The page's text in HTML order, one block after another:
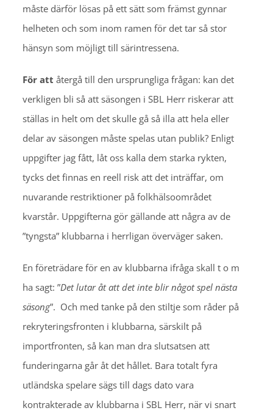
måste därför lösas på ett sätt som främst gynnar
helheten och som inom ramen för det tar så stor
hänsyn som möjligt till särintressena.
För att återgå till den ursprungliga frågan: kan det
verkligen bli så att säsongen i SBL Herr riskerar att
ställas in helt om det skulle gå så illa att hela eller
delar av säsongen måste spelas utan publik? Enligt
uppgifter jag fått, låt oss kalla dem starka rykten,
tycks det finnas en reell risk att det inträffar, om
nuvarande restriktioner på folkhälsoområdet
kvarstår. Uppgifterna gör gällande att några av de
”tyngsta” klubbarna i herrligan överväger saken.
En företrädare för en av klubbarna ifråga skall t o m
ha sagt: ”Det lutar åt att det inte blir något spel nästa
säsong”. Och med tanke på den stiltje som råder på
rekryteringsfronten i klubbarna, särskilt på
importfronten, så kan man dra slutsatsen att
funderingarna går åt det hållet. Bara totalt fyra
utländska spelare sägs till dags dato vara
kontrakterade av klubbarna i SBL Herr, när vi snart